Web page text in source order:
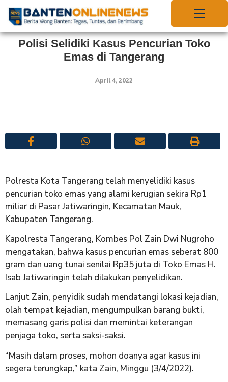
Polisi Selidiki Kasus Pencurian Toko
Emas di Tangerang
April 4, 2022
Polresta Kota Tangerang telah menyelidiki kasus
pencurian toko emas yang alami kerugian sekira Rp1
miliar di Pasar Jatiwaringin, Kecamatan Mauk,
Kabupaten Tangerang.
Kapolresta Tangerang, Kombes Pol Zain Dwi Nugroho
mengatakan, bahwa kasus pencurian emas seberat 800
gram dan uang tunai senilai Rp35 juta di Toko Emas H.
Isab Jatiwaringin telah dilakukan penyelidikan.
Lanjut Zain, penyidik sudah mendatangi lokasi kejadian,
olah tempat kejadian, mengumpulkan barang bukti,
memasang garis polisi dan memintai keterangan
penjaga toko, serta saksi-saksi.
“Masih dalam proses, mohon doanya agar kasus ini
segera terungkap,” kata Zain, Minggu (3/4/2022).